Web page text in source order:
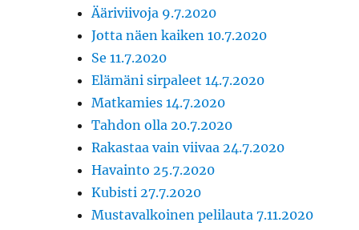
Ääriviivoja 9.7.2020
Jotta näen kaiken 10.7.2020
Se 11.7.2020
Elämäni sirpaleet 14.7.2020
Matkamies 14.7.2020
Tahdon olla 20.7.2020
Rakastaa vain viivaa 24.7.2020
Havainto 25.7.2020
Kubisti 27.7.2020
Mustavalkoinen pelilauta 7.11.2020